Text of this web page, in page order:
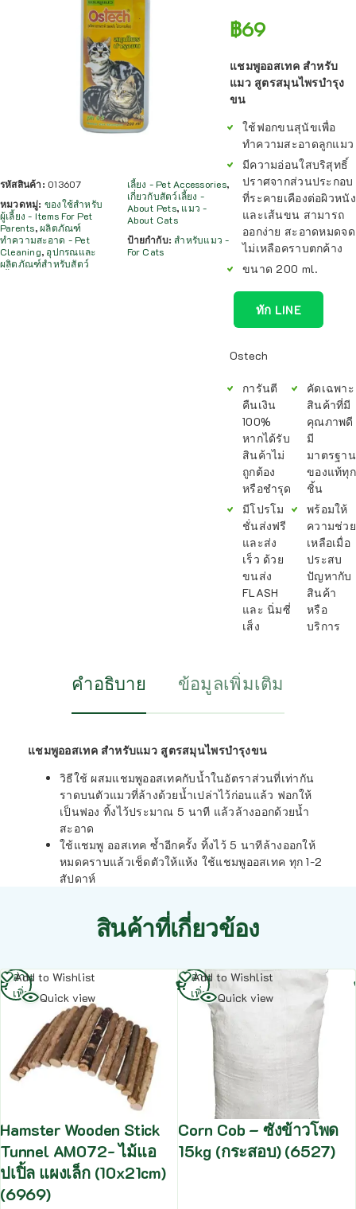
รหัสสินค้า: 013607
หมวดหมู่: ของใช้สำหรับ
ผู้เลี้ยง - Items For Pet
Parents,ผลิตภัณฑ์
ทำความสะอาด - Pet
Cleaning, อุปกรณและ
ผลิตภัณฑ์สำหรับสัตว์
เลี้ยง - Pet Accessories,
เกี่ยวกับสัตว์เลี้ยง -
About Pets, แมว -
About Cats
ป้ายกำกับ:สำหรับแมว -
For Cats
฿69
แชมพูออสเทค สำหรับ
แมว สูตรสมุนไพรบำรุง
ขน
ใช้ฟอกขนสุนัขเพื่อ
ทำความสะอาดลูกแมว
มีความอ่อนใสบริสุทธิ์
ปราศจากส่วนประกอบ
ที่ระคายเคืองต่อผิวหนัง
และเส้นขน สามารถ
ออกง่าย สะอาดหมดจด
ไม่เหลือคราบตกค้าง
ขนาด 200 ml.
ทัก LINE
Ostech
การันตี
คืนเงิน
100%
หากได้รับ
สินค้าไม่
ถูกต้อง
หรือชำรุด
มีโปรโม
ชั่นส่งฟรี
และส่ง
เร็ว ด้วย
ขนส่ง
FLASH
และ นิ่มซี่
เส็ง
คัดเฉพาะ
สินค้าที่มี
คุณภาพดี
มี
มาตรฐาน
ของแท้ทุก
ชิ้น
พร้อมให้
ความช่วย
เหลือเมื่อ
ประสบ
ปัญหากับ
สินค้า
หรือ
บริการ
คำอธิบาย ข้อมูลเพิ่มเติม
แชมพูออสเทค สำหรับแมว สูตรสมุนไพรบำรุงขน
วิธีใช้ ผสมแชมพูออสเทคกับน้ำในอัตราส่วนที่เท่ากัน
ราดบนตัวแมวที่ล้างด้วยน้ำเปล่าไว้ก่อนแล้ว ฟอกให้
เป็นฟอง ทิ้งไว้ประมาณ 5 นาที แล้วล้างออกด้วยน้ำ
สะอาด
ใช้แชมพู ออสเทค ซ้ำอีกครั้ง ทิ้งไว้ 5 นาทีล้างออกให้
หมดคราบแล้วเช็ดตัวให้แห้ง ใช้แชมพูออสเทค ทุก 1-2
สัปดาห์
สินค้าที่เกี่ยวข้อง
Add to Wishlist
Quick view
Hamster Wooden Stick
Tunnel AM072- ไม้แอ
ปเปิ้ล แผงเล็ก (10x21cm)
(6969)
อ่าน
เพิ่ม
Add to Wishlist
Quick view
Corn Cob – ซังข้าวโพด
15kg (กระสอบ) (6527)
อ่าน
เพิ่ม